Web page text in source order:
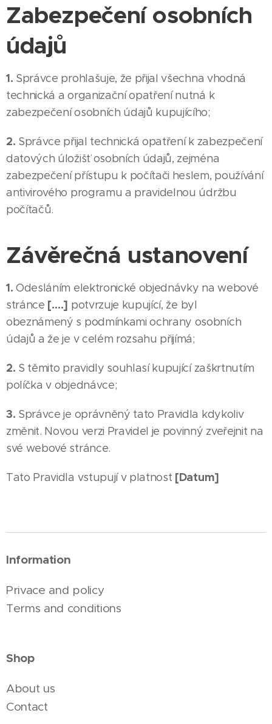
Zabezpečení osobních
údajů
1. Správce prohlašuje, že přijal všechna vhodná
technická a organizační opatření nutná k
zabezpečení osobních údajů kupujícího;
2. Správce přijal technická opatření k zabezpečení
datových úložišť osobních údajů, zejména
zabezpečení přístupu k počítači heslem, používání
antivirového programu a pravidelnou údržbu
počítačů.
Závěrečná ustanovení
1.Odesláním elektronické objednávky na webové
stránce [….] potvrzuje kupující, že byl
obeznámený s podmínkami ochrany osobních
údajů a že je v celém rozsahu přijímá;
2. S těmito pravidly souhlasí kupující zaškrtnutím
políčka v objednávce;
3. Správce je oprávněný tato Pravidla kdykoliv
změnit. Novou verzi Pravidel je povinný zveřejnit na
své webové stránce.
Tato Pravidla vstupují v platnost [Datum]
Information
Privace and policy
Terms and conditions
Shop
About us
Contact